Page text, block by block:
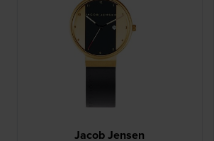
Jacob Jensen